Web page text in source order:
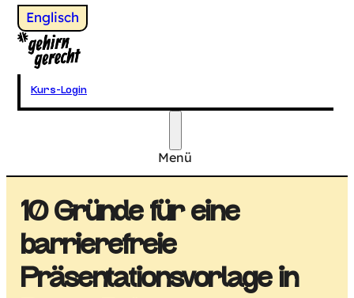
Wechsel zu
Englisch
Gehirngerecht Digital
Kurs-Login
Menü
Hauptmenü
10 Gründe für eine
barrierefreie
Präsentations­vorlage in